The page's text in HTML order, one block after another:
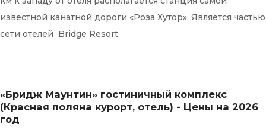
известной канатной дороги «Роза Хутор». Является частью
сети отелей Bridge Resort.
«Бридж Маунтин» гостиничный комплекс
(Красная поляна курорт, отель) - Цены на 2026
год